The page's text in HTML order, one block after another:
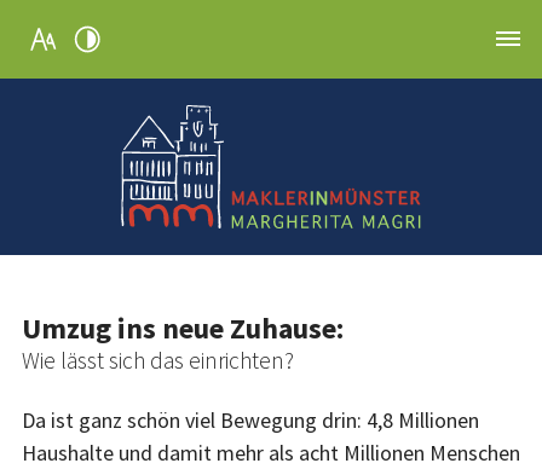
Umzug ins neue Zuhause:
Wie lässt sich das einrichten?
Da ist ganz schön viel Bewegung drin: 4,8 Millionen
Haushalte und damit mehr als acht Millionen Menschen